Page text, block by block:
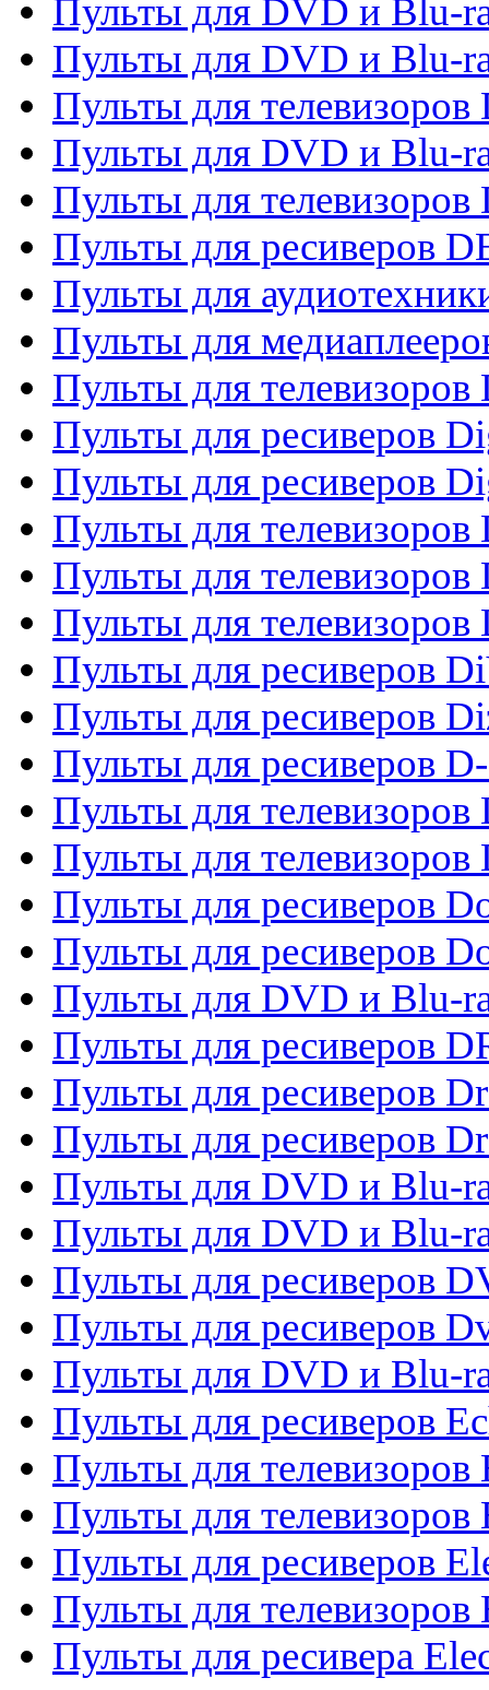
Пульты для DVD и Blu-
Пульты для DVD и Blu-
Пульты для
Пульты для DVD и Blu-
Пульты для телевизоров
Пульты для ресиверов
Пульты для
Пульты для
Пульты для телевизоров
Пульты для ресиверов
Пульты для ресиверов
Пульты для
Пульты для
Пульты для телевизоров
Пульты для ресиверов
Пульты для ресиверов
Пульты для ресиверов
Пульты для телевизоров
Пульты для
Пульты для ресиверов
Пульты для ресиверов
Пульты для DVD и Blu-
Пульты для ресиверов
Пульты для ресиверов
Пульты для ресиверов
Пульты для DVD и Blu-
Пульты для DVD и Blu-
Пульты для ресиверов
Пульты для ресиверов
Пульты для DVD и Blu-
Пульты для ресиверов
Пульты для телевизоров
Пульты для телевизоров
Пульты для ресиверов
Пульты для телевизоров
Пульты для ресивера